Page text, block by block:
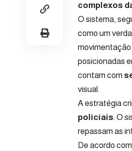
complexos
O sistema,
como um
posicionadas
contam com
visual.
A estratégia
policiais. O
repassam as
De acordo